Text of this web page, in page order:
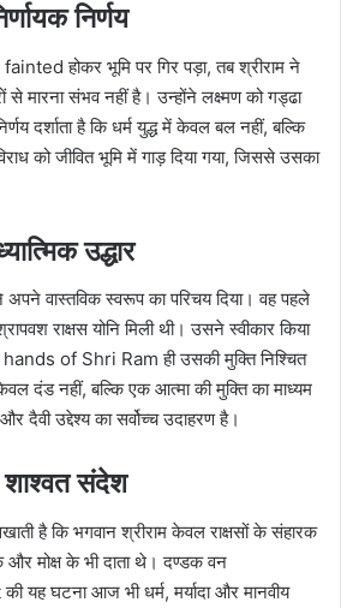
निर्णय
होकर भूमि पर गिर पड़ा, तब श्रीराम ने
मारना संभव नहीं है। उन्होंने लक्ष्मण को गड्ढा
दर्शाता है कि धर्म युद्ध में केवल बल नहीं, बल्कि
को जीवित भूमि में गाड़ दिया गया, जिससे उसका
उद्धार
अपने वास्तविक स्वरूप का परिचय दिया। वह पहले
राक्षस योनि मिली थी। उसने स्वीकार किया
hands of Shri Ram ही उसकी मुक्ति निश्चित
दंड नहीं, बल्कि एक आत्मा की मुक्ति का माध्यम
दैवी उद्देश्य का सर्वोच्च उदाहरण है।
संदेश
है कि भगवान श्रीराम केवल राक्षसों के संहारक
और मोक्ष के भी दाता थे। दण्डक वन
घटना आज भी धर्म, मर्यादा और मानवीय